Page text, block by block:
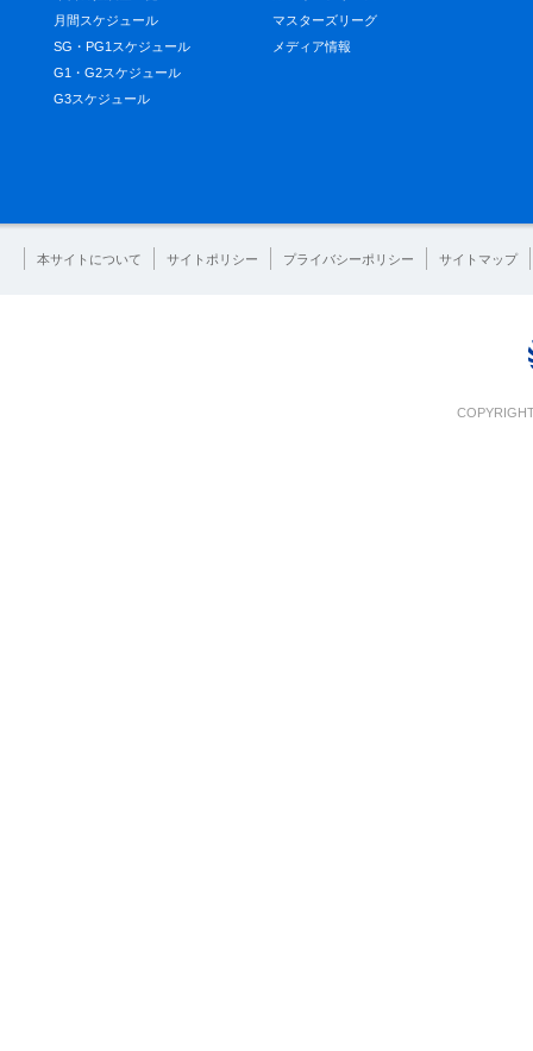
月間スケジュール
SG・PG1スケジュール
G1・G2スケジュール
G3スケジュール
マスターズリーグ
メディア情報
本サイトについて サイトポリシー プライバシーポリシー サイトマップ